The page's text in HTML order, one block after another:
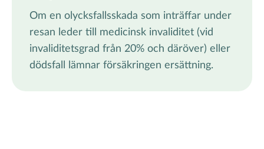
Om en olycksfallsskada som inträffar under
resan leder till medicinsk invaliditet (vid
invaliditetsgrad från 20% och däröver) eller
dödsfall lämnar försäkringen ersättning.